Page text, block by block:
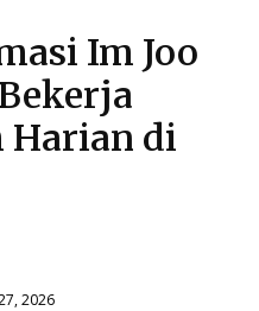
Im Joo
Harian di
2026